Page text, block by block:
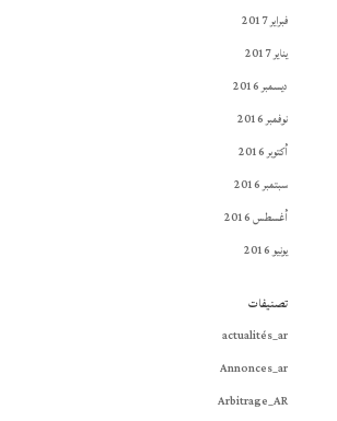
فبراير 2017
يناير 2017
ديسمبر 2016
نوفمبر 2016
أكتوبر 2016
سبتمبر 2016
أغسطس 2016
يونيو 2016
تصنيفات
actualités_ar
Annonces_ar
Arbitrage_AR